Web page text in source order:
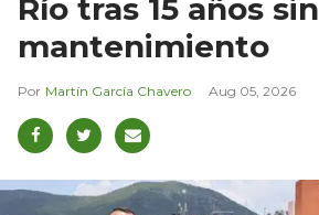
Río tras 15 años sin
mantenimiento
Martín García Chavero Aug 05, 2026